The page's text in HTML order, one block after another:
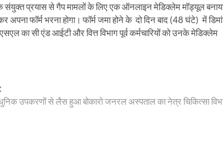
संयुक्त प्रयास से गैप मामलों के लिए एक ऑनलाइन मेडिक्लेम मॉड्यूल
अपना फॉर्म भरना होगा। फॉर्म जमा होने के दो दिन बाद (48 घंटे) में
का सी एंड आईटी और वित्त विभाग पूर्व कर्मचारियों को उनके मेडिक्लेम
post:उपकरणों से लैस हुआ बोकारो जनरल अस्पताल का नेत्र चिकित्सा